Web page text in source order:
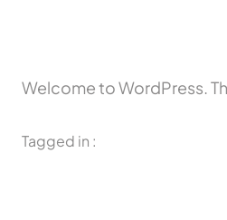
Welcome to WordPress.
Tagged in :